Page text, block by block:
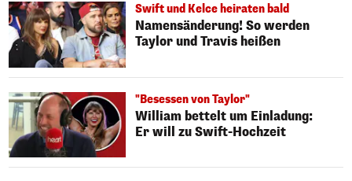
Swift und Kelce heiraten bald
Namensänderung! So werden
Taylor und Travis heißen
"Besessen von Taylor"
William bettelt um Einladung:
Er will zu Swift-Hochzeit